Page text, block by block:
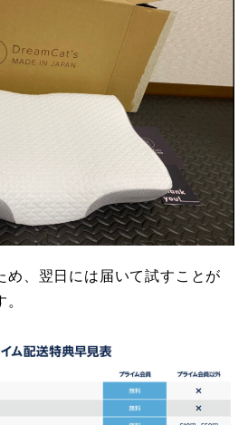
め、翌日には届いて試すことが